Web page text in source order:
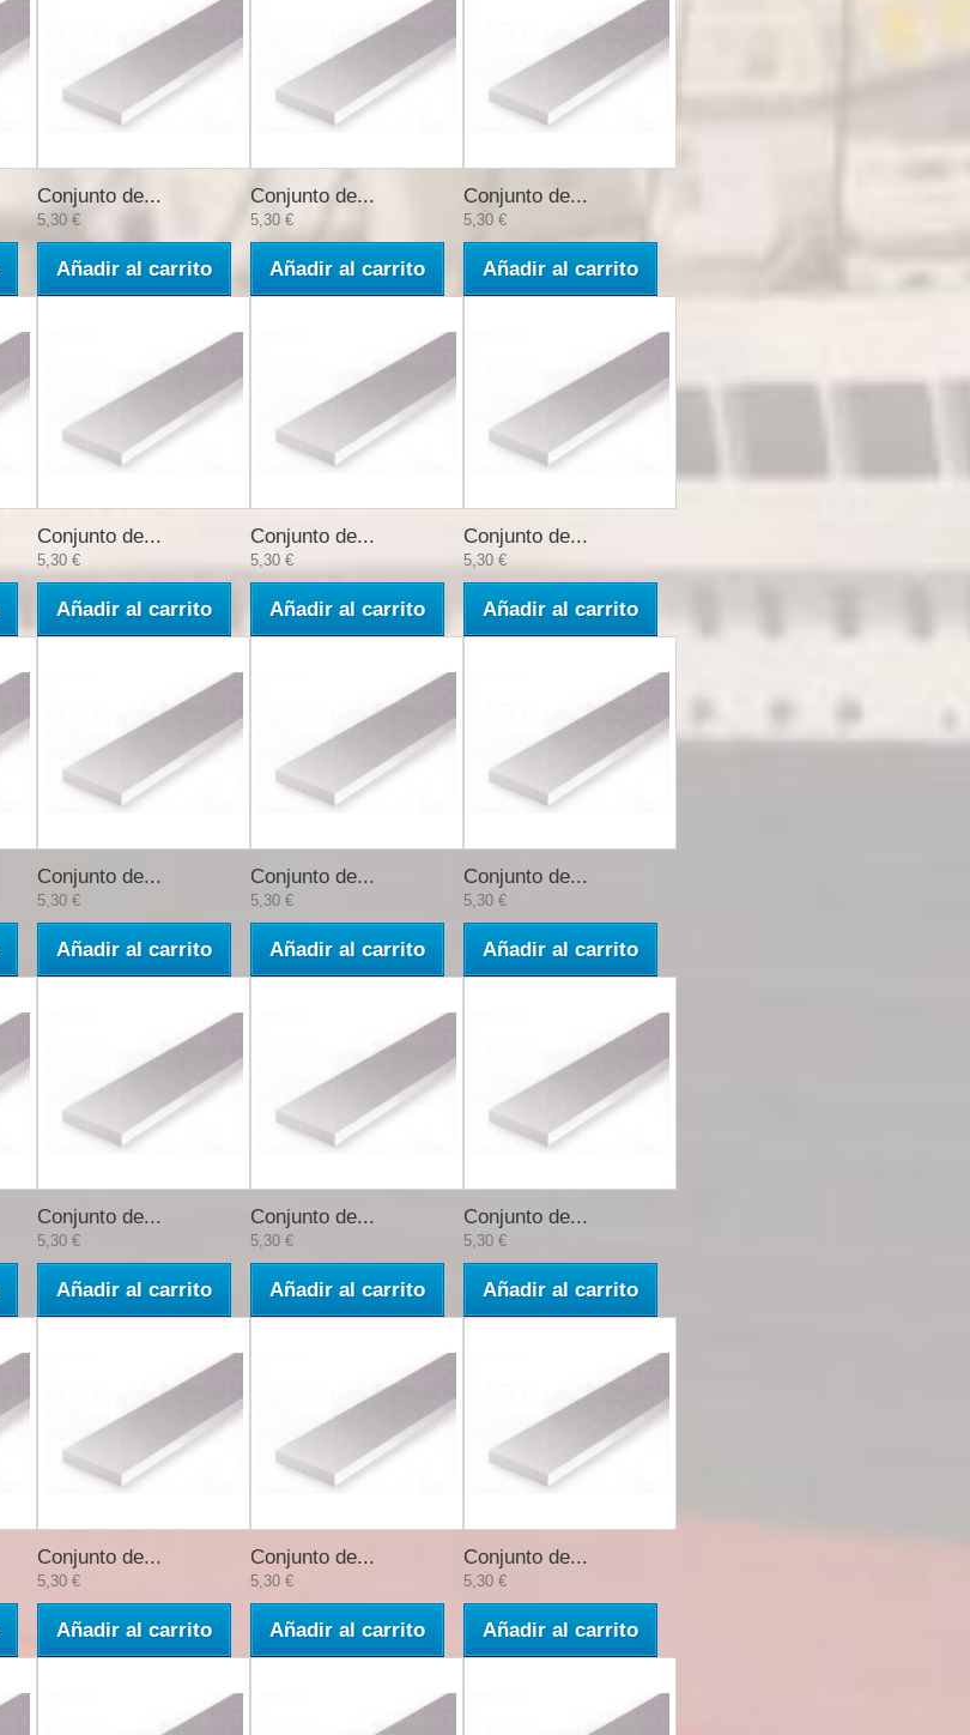
Conjunto de...
5,30 €
Añadir al carrito
Conjunto de...
5,30 €
Añadir al carrito
Conjunto de...
5,30 €
Añadir al carrito
Conjunto de...
5,30 €
Añadir al carrito
Conjunto de...
5,30 €
Añadir al carrito
Conjunto de...
5,30 €
Añadir al carrito
Conjunto de...
5,30 €
Añadir al carrito
Conjunto de...
5,30 €
Añadir al carrito
Conjunto de...
5,30 €
Añadir al carrito
Conjunto de...
5,30 €
Añadir al carrito
Conjunto de...
5,30 €
Añadir al carrito
Conjunto de...
5,30 €
Añadir al carrito
Conjunto de...
5,30 €
Añadir al carrito
Conjunto de...
5,30 €
Añadir al carrito
Conjunto de...
5,30 €
Añadir al carrito